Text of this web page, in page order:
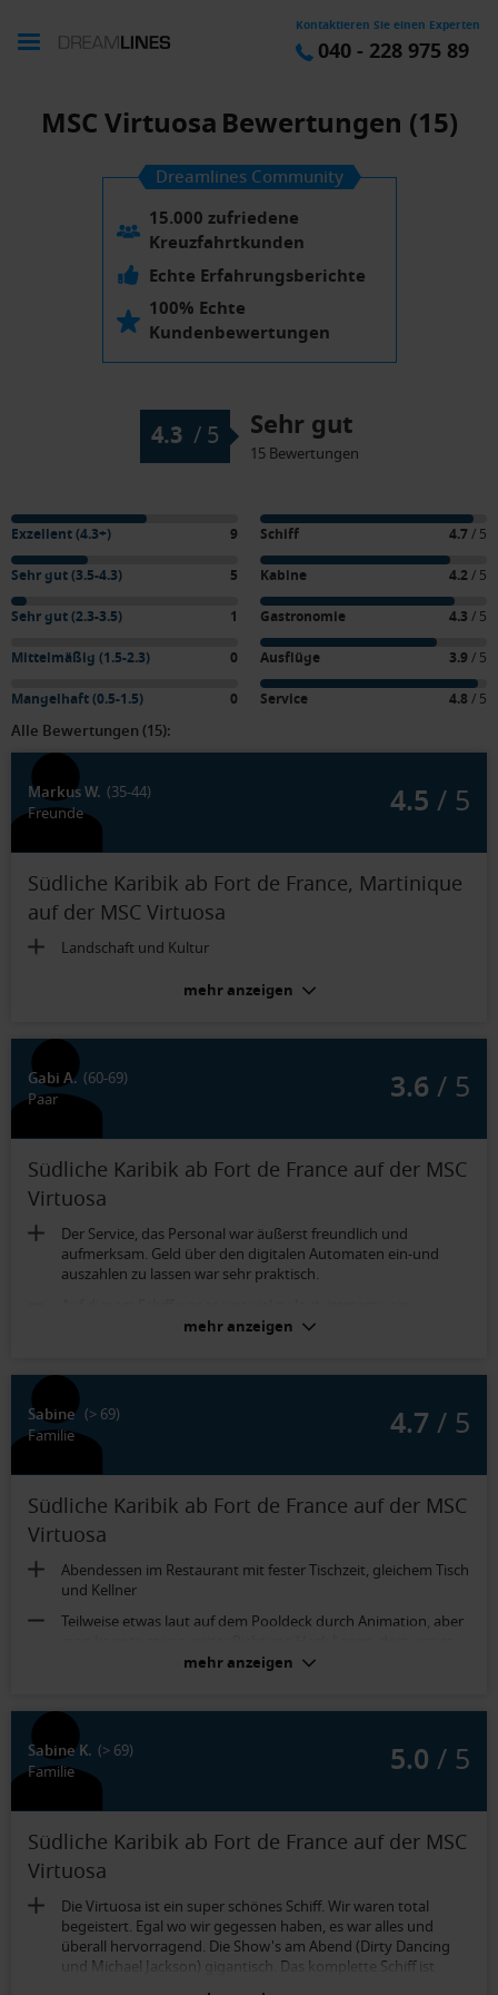
Kontaktieren Sie einen Experten
040 - 228 975 89
MSC VirtuosaBewertungen (15)
Dreamlines Community
15.000 zufriedene
Kreuzfahrtkunden
Echte Erfahrungsberichte
100% Echte
Kundenbewertungen
4.3 / 5 Sehr gut
15 Bewertungen
Exzellent (4.3+) 9
Sehr gut (3.5-4.3) 5
Sehr gut (2.3-3.5) 1
Mittelmäßig (1.5-2.3) 0
Mangelhaft (0.5-1.5) 0
Schiff 4.7/ 5
Kabine 4.2/ 5
Gastronomie 4.3 / 5
Ausflüge 3.9 / 5
Service 4.8 / 5
Alle Bewertungen (15):
Markus W. (35-44)
Freunde
4.5 / 5
Südliche Karibik ab Fort de France, Martinique
auf der MSC Virtuosa
Landschaft und Kultur
mehr anzeigen
Gabi A. (60-69)
Paar
3.6 / 5
Südliche Karibik ab Fort de France auf der MSC
Virtuosa
Der Service, das Personal war äußerst freundlich und
aufmerksam. Geld über den digitalen Automaten ein-und
auszahlen zu lassen war sehr praktisch.
extremer Geräuschpegel sogar im Restaurant. Eine
Sehr gepflegte Kabine
mehr anzeigen
Sabine (> 69)
Familie
4.7 / 5
Südliche Karibik ab Fort de France auf der MSC
Virtuosa
Abendessen im Restaurant mit fester Tischzeit, gleichem Tisch
und Kellner
Teilweise etwas laut auf dem Pooldeck durch Animation, aber
Gut schallisoliert, ausreichende Größe, Sauber
mehr anzeigen
Sabine K. (> 69)
Familie
5.0 / 5
Südliche Karibik ab Fort de France auf der MSC
Virtuosa
Die Virtuosa ist ein super schönes Schiff. Wir waren total
begeistert. Egal wo wir gegessen haben, es war alles und
überall hervorragend. Die Show's am Abend (Dirty Dancing
und Michael Jackson) gigantisch. Das komplette Schiff ist